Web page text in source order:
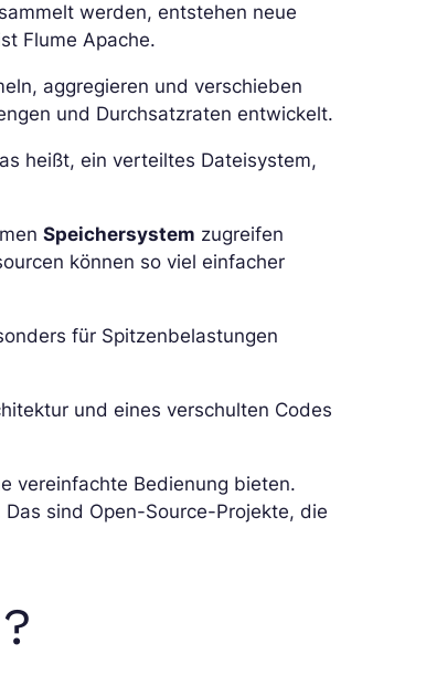
werden, entstehen neue
Flume Apache.
aggregieren und verschieben
und Durchsatzraten entwickelt.
heißt, ein verteiltes Dateisystem,
Speichersystem zugreifen
können so viel einfacher
für Spitzenbelastungen
und eines verschulten Codes
vereinfachte Bedienung bieten.
sind Open-Source-Projekte, die